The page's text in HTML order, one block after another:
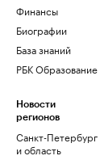
Финансы
Биографии
База знаний
РБК Образование
Новости
регионов
Санкт-Петербург
и область